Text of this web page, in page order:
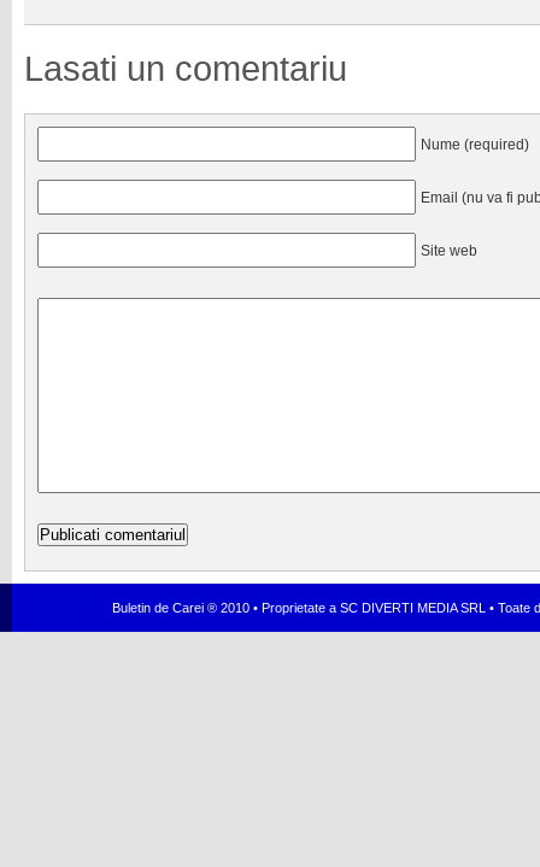
Lasati un comentariu
Nume (required)
Email (nu va fi
Site web
Buletin de Carei ® 2010 • Proprietate a SC DIVERTI MEDIA SRL •